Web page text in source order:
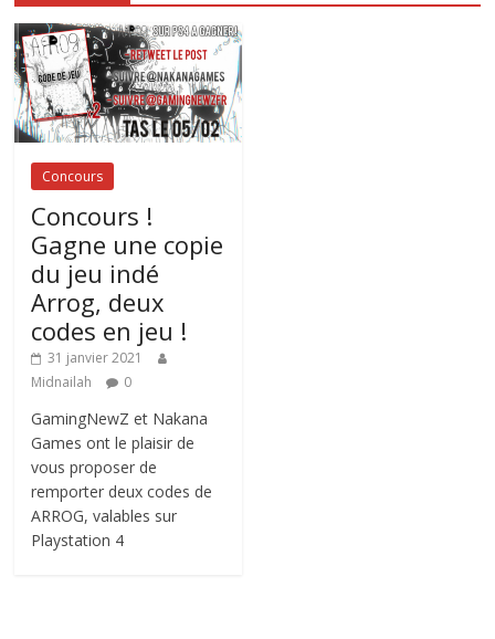
Concours
Concours !
Gagne une copie
du jeu indé
Arrog, deux
codes en jeu !
31 janvier 2021
Midnailah
0
GamingNewZ et Nakana
Games ont le plaisir de
vous proposer de
remporter deux codes de
ARROG, valables sur
Playstation 4